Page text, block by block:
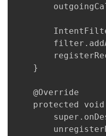
    }
    @Override
protected